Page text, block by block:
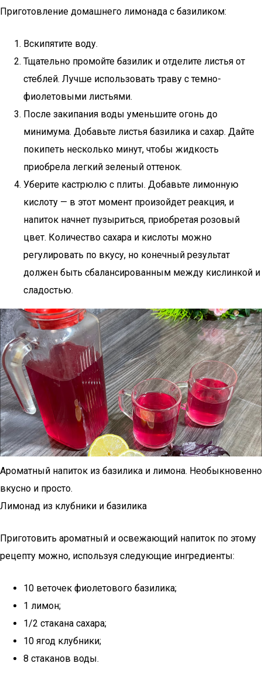
Приготовление домашнего лимонада с базиликом:
Вскипятите воду.
Тщательно промойте базилик и отделите листья от
стеблей. Лучше использовать траву с темно-
фиолетовыми листьями.
После закипания воды уменьшите огонь до
минимума. Добавьте листья базилика и сахар. Дайте
покипеть несколько минут, чтобы жидкость
приобрела легкий зеленый оттенок.
Уберите кастрюлю с плиты. Добавьте лимонную
кислоту — в этот момент произойдет реакция, и
напиток начнет пузыриться, приобретая розовый
цвет. Количество сахара и кислоты можно
регулировать по вкусу, но конечный результат
должен быть сбалансированным между кислинкой и
сладостью.
Ароматный напиток из базилика и лимона. Необыкновенно
вкусно и просто.
Лимонад из клубники и базилика
Приготовить ароматный и освежающий напиток по этому
рецепту можно, используя следующие ингредиенты:
10 веточек фиолетового базилика;
1 лимон;
1/2 стакана сахара;
10 ягод клубники;
8 стаканов воды.